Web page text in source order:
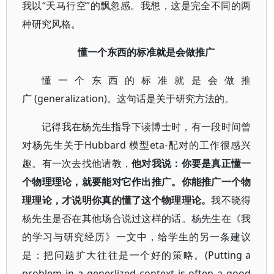
我以“天马行空”的飘忽感。我想，这是完全不同的两
种研究风格。
懂一个东西的标准就是会做推广
懂一个东西的标准就是会做推
广 (generalization)。这句话是关于研究方法的。
记得我在杨先生指导下读博士时，有一段时间曾
对杨先生关于Hubbard 模型eta-配对的工作很感兴
趣。有一次去找他请教，他对我说：你要是真正懂一
个物理理论，就要能对它作出推广。你能推广一个物
理理论，才说明你真的懂了这个物理理论。我不晓得
杨先生是否在其他场合说过这样的话。杨先生在《我
的学习与研究经历》一文中，给学生的另一条建议
是：把问题扩大往往是一个好的策略。(Putting a